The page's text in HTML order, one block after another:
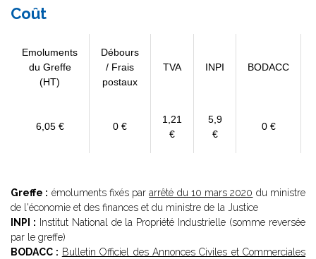
Coût
Emoluments
du Greffe
(HT)
Débours
/ Frais
postaux
TVA INPI BODACC
6,05 € 0 €
1,21
€
5,9
€
0 €
Greffe : émoluments fixés pararrêté du 10 mars 2020 du ministre
de l'économie et des finances et du ministre de la Justice
INPI : Institut National de la Propriété Industrielle (somme reversée
par le greffe)
BODACC : Bulletin Officiel des Annonces Civiles et Commerciales